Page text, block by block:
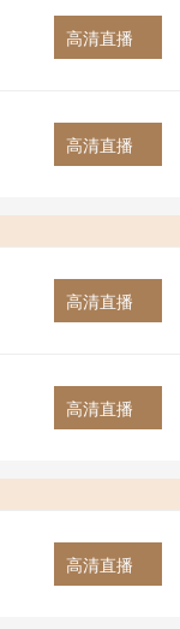
高清直播
高清直播
高清直播
高清直播
高清直播